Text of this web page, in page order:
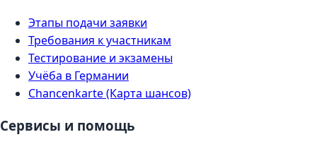
Этапы подачи заявки
Требования к участникам
Тестирование и экзамены
Учёба в Германии
Chancenkarte (Карта шансов)
Сервисы и помощь